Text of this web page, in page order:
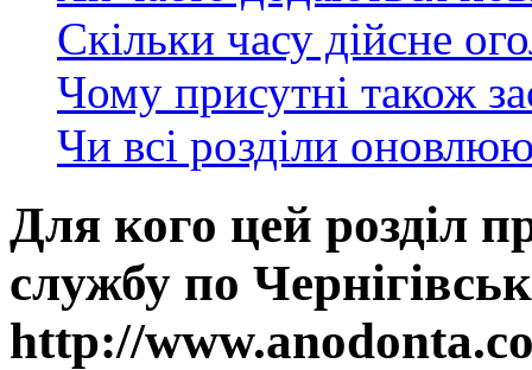
Скільки часу дійсне
Чому присутні також
Чи всі розділи
Для кого цей розділ
службу по
http://